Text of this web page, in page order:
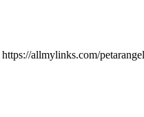
allmylinks.com/